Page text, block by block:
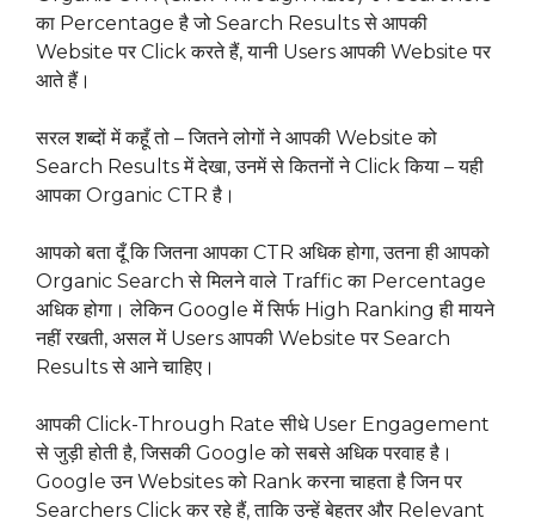
का Percentage है जो Search Results से आपकी
Website पर Click करते हैं, यानी Users आपकी Website पर
आते हैं।
सरल शब्दों में कहूँ तो – जितने लोगों ने आपकी Website को
Search Results में देखा, उनमें से कितनों ने Click किया – यही
आपका Organic CTR है।
आपको बता दूँ कि जितना आपका CTR अधिक होगा, उतना ही आपको
Organic Search से मिलने वाले Traffic का Percentage
अधिक होगा। लेकिन Google में सिर्फ High Ranking ही मायने
नहीं रखती, असल में Users आपकी Website पर Search
Results से आने चाहिए।
आपकी Click-Through Rate सीधे User Engagement
से जुड़ी होती है, जिसकी Google को सबसे अधिक परवाह है।
Google उन Websites को Rank करना चाहता है जिन पर
Searchers Click कर रहे हैं, ताकि उन्हें बेहतर और Relevant